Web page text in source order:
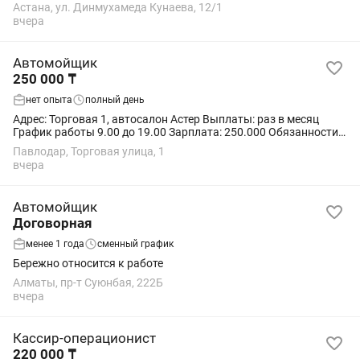
Астана, ул. Динмухамеда Кунаева, 12/1
вчера
Автомойщик
250 000 ₸
нет опыта полный день
Адрес: Торговая 1, автосалон Астер Выплаты: раз в месяц
График работы 9.00 до 19.00 Зарплата: 250.000 Обязанности: -
Мойка легковых автомобилей на современном оборудовании;
- Подготовить автомобили...
Павлодар, Торговая улица, 1
вчера
Автомойщик
Договорная
менее 1 года сменный график
Бережно относится к работе
Алматы, пр-т Суюнбая, 222Б
вчера
Кассир-операционист
220 000 ₸